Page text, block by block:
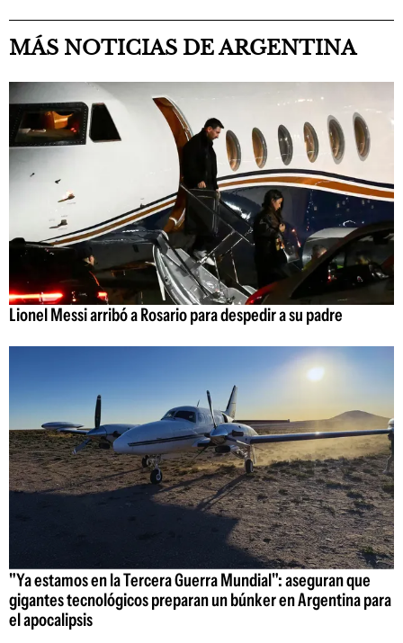
MÁS NOTICIAS DE ARGENTINA
Lionel Messi arribó a Rosario para despedir a su padre
"Ya estamos en la Tercera Guerra Mundial": aseguran que
gigantes tecnológicos preparan un búnker en Argentina para
el apocalipsis